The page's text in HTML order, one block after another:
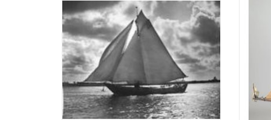
ZUM WARENKORB HINZUFÜGEN